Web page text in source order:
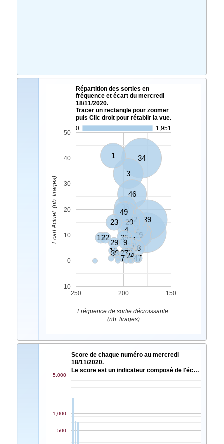
Répartition des sorties en
fréquence et écart du mercredi
18/11/2020.
Tracer un rectangle pour zoomer
puis Clic droit pour rétablir la vue.
0
1,951
8
34
39
3
46
1
12
25
19
21
32
6
20
49
4
31
18
23
35
48
30
45
5
9
10
1322
29
37
2
44
15
17
24
27
38
47
7
250 200 150
-10
0
10
20
30
40
50
Fréquence de sortie décroissante.
(nb. tirages)
Ecart Actuel. (nb. tirages)
Score de chaque numéro au mercredi
18/11/2020.
Le score est un indicateur composé de l'éc…
500
1,000
5,000